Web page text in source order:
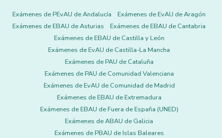
Exámenes de PEvAU de Andalucía
Exámenes de EvAU de Aragón
Exámenes de EBAU de Asturias
Exámenes de EBAU de Cantabria
Exámenes de EBAU de Castilla y León
Exámenes de EvAU de Castilla-La Mancha
Exámenes de PAU de Cataluña
Exámenes de PAU de Comunidad Valenciana
Exámenes de EvAU de Comunidad de Madrid
Exámenes de EBAU de Extremadura
Exámenes de EBAU de Fuera de España (UNED)
Exámenes de ABAU de Galicia
Exámenes de PBAU de Islas Baleares